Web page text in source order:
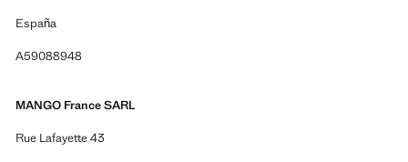
España
A59088948
MANGO France SARL
Rue Lafayette 43